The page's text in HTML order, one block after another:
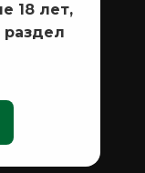
18 лет,
раздел